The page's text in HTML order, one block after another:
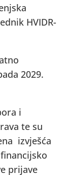
HVIDR-
2029.
i
te su
izvješća
prijave